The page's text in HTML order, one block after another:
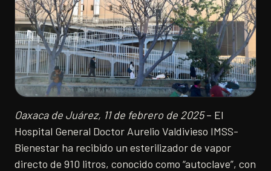
Oaxaca de Juárez, 11 de febrero de 2025– El
Hospital General Doctor Aurelio Valdivieso IMSS-
Bienestar ha recibido un esterilizador de vapor
directo de 910 litros, conocido como “autoclave”, con